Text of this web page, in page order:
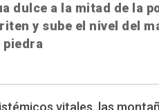
dulce a la mitad de la
y sube el nivel del
piedra
vitales, las